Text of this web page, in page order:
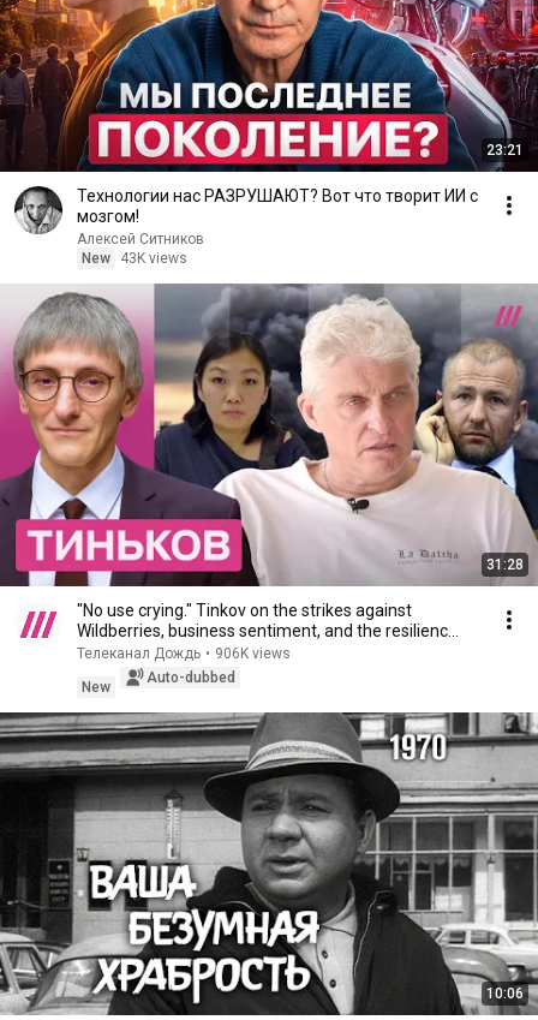
23:21
Технологии нас РАЗРУШАЮТ? Вот что творит ИИ с
мозгом!
Алексей Ситников
New
43K views
31:28
"No use crying." Tinkov on the strikes against
Wildberries, business sentiment, and the resilienc...
Телеканал Дождь • 906K views
New
Auto-dubbed
10:06